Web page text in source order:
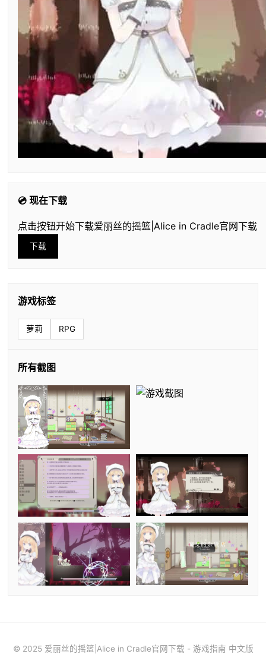
💿 现在下载
点击按钮开始下载爱丽丝的摇篮|Alice in Cradle官网下载
下载
游戏标签
萝莉 RPG
所有截图
© 2025 爱丽丝的摇篮|Alice in Cradle官网下载 - 游戏指南 中文版